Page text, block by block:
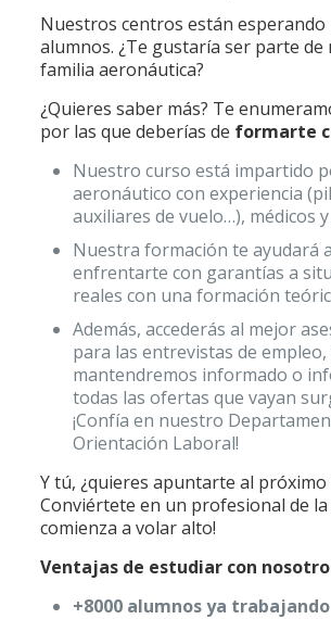
Nuestros centros están esperando
alumnos. ¿Te gustaría ser parte de
familia aeronáutica?
¿Quieres saber más? Te
por las que deberías de formarte
Nuestro curso está impartido
aeronáutico con experiencia
auxiliares de vuelo…), médicos
Nuestra formación te ayudará
enfrentarte con garantías a
reales con una formación
Además, accederás al mejor
para las entrevistas de empleo,
mantendremos informado o
todas las ofertas que vayan
¡Confía en nuestro
Orientación Laboral!
Y tú, ¿quieres apuntarte al próximo
Conviértete en un profesional de la
comienza a volar alto!
Ventajas de estudiar con
+8000 alumnos ya trabajando